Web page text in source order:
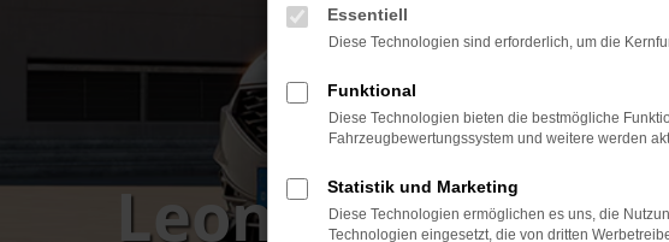
Leon Style 116
Essentiell
Diese Technologien sind erforderlich, um die
Funktional
Diese Technologien bieten die bestmögliche
Fahrzeugbewertungssystem und weitere werden
Statistik und Marketing
Diese Technologien ermöglichen es uns, die
Technologien eingesetzt, die von dritten